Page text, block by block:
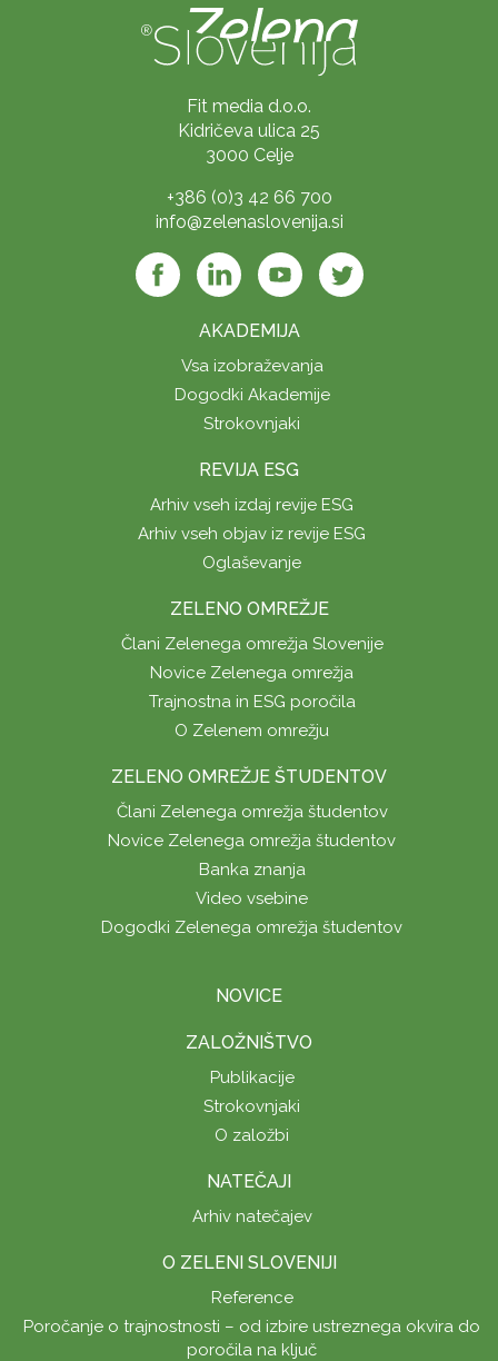
Fit media d.o.o.
Kidričeva ulica 25
3000 Celje
+386 (0)3 42 66 700
info@zelenaslovenija.si
AKADEMIJA
Vsa izobraževanja
Dogodki Akademije
Strokovnjaki
REVIJA ESG
Arhiv vseh izdaj revije ESG
Arhiv vseh objav iz revije ESG
Oglaševanje
ZELENO OMREŽJE
Člani Zelenega omrežja Slovenije
Novice Zelenega omrežja
Trajnostna in ESG poročila
O Zelenem omrežju
ZELENO OMREŽJE ŠTUDENTOV
Člani Zelenega omrežja študentov
Novice Zelenega omrežja študentov
Banka znanja
Video vsebine
Dogodki Zelenega omrežja študentov
NOVICE
ZALOŽNIŠTVO
Publikacije
Strokovnjaki
O založbi
NATEČAJI
Arhiv natečajev
O ZELENI SLOVENIJI
Reference
Poročanje o trajnostnosti – od izbire ustreznega okvira do
poročila na ključ